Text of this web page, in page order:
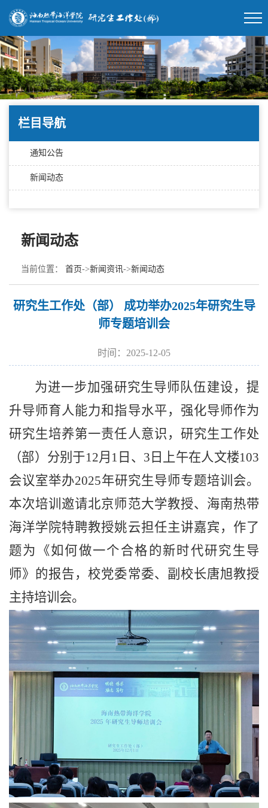
栏目导航
通知公告
新闻动态
新闻动态
当前位置： 首页->新闻资讯->新闻动态
研究生工作处（部） 成功举办2025年研究生导
师专题培训会
时间：2025-12-05
为进一步加强研究生导师队伍建设，提
升导师育人能力和指导水平， 强化导师作为
研究生培养第一责任人意识， 研究生工作处
（部）分别于12月 1 日 、 3 日上午在人文楼103
会议室举办2025年研究生导师专题培训会。
本次培训邀请北京师范大学教授、海南热带
海洋学院特聘教授姚云担任主讲嘉宾 ， 作了
题为《如何做一个合格的新时代研究生导
师》的报告，校党委常委、副校长唐旭教授
主持培训 会。